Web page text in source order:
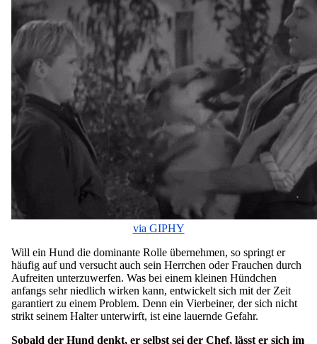
via GIPHY
Will ein Hund die dominante Rolle übernehmen, so springt er
häufig auf und versucht auch sein Herrchen oder Frauchen durch
Aufreiten unterzuwerfen. Was bei einem kleinen Hündchen
anfangs sehr niedlich wirken kann, entwickelt sich mit der Zeit
garantiert zu einem Problem. Denn ein Vierbeiner, der sich nicht
strikt seinem Halter unterwirft, ist eine lauernde Gefahr.
Sobald der Hund denkt, er selbst sei der Chef, lässt er sich im